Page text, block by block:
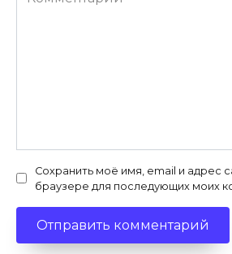
Сохранить моё имя, email и адрес
браузере для последующих моих